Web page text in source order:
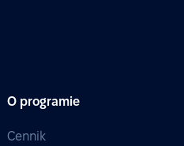
O programie
Cennik